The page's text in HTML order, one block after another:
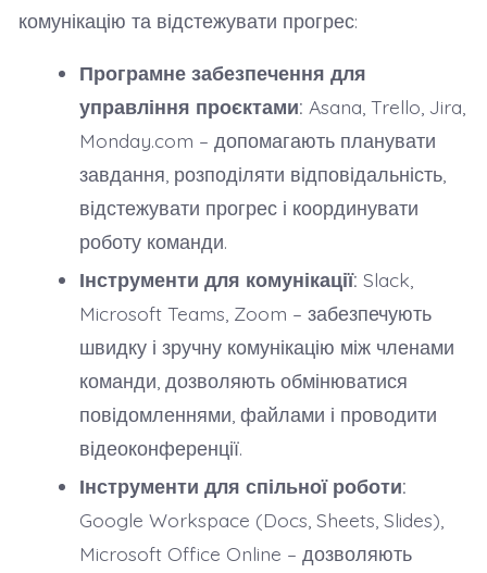
комунікацію та відстежувати прогрес:
Програмне забезпечення для
управління проєктами: Asana, Trello, Jira,
Monday.com – допомагають планувати
завдання, розподіляти відповідальність,
відстежувати прогрес і координувати
роботу команди.
Інструменти для комунікації: Slack,
Microsoft Teams, Zoom – забезпечують
швидку і зручну комунікацію між членами
команди, дозволяють обмінюватися
повідомленнями, файлами і проводити
відеоконференції.
Інструменти для спільної роботи:
Google Workspace (Docs, Sheets, Slides),
Microsoft Office Online – дозволяють